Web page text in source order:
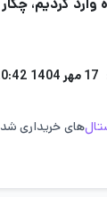
17 مهر 1404 20:42
های خریداری